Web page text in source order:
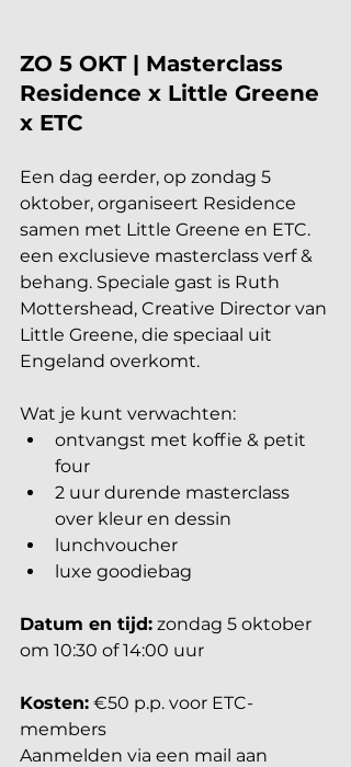
ZO 5 OKT | Masterclass
Residence x Little Greene
x ETC
Een dag eerder, op zondag 5
oktober, organiseert Residence
samen met Little Greene en ETC.
een exclusieve masterclass verf &
behang. Speciale gast is Ruth
Mottershead, Creative Director van
Little Greene, die speciaal uit
Engeland overkomt.
Wat je kunt verwachten:
ontvangst met koffie & petit
four
2 uur durende masterclass
over kleur en dessin
lunchvoucher
luxe goodiebag
Datum en tijd: zondag 5 oktober
om 10:30 of 14:00 uur
Kosten: €50 p.p. voor ETC-
members
Aanmelden via een mail aan